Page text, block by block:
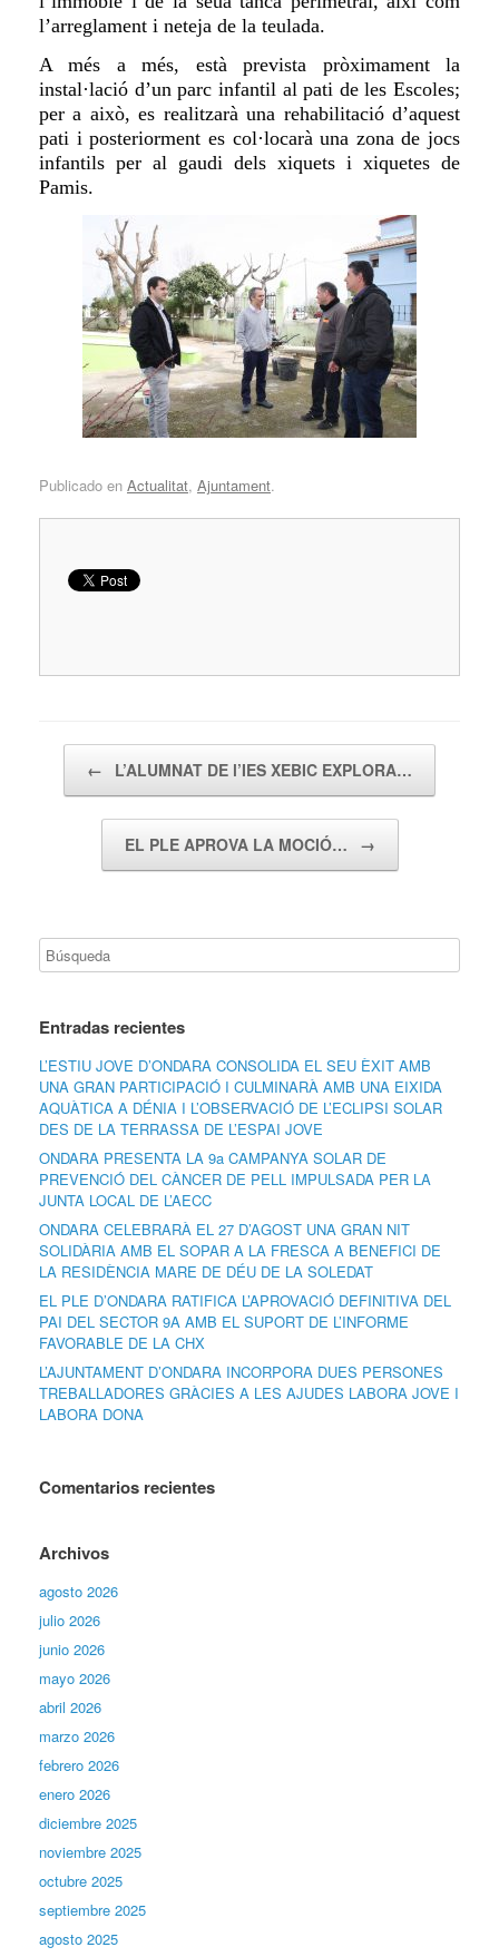
l’arreglament i neteja de la teulada.
A més a més, està prevista pròximament la
instal·lació d’un parc infantil al pati de les Escoles;
per a això, es realitzarà una rehabilitació d’aquest
pati i posteriorment es col·locarà una zona de jocs
infantils per al gaudi dels xiquets i xiquetes de
Pamis.
Publicado en Actualitat, Ajuntament.
← L’ALUMNAT DE l’IES XEBIC EXPLORA…
EL PLE APROVA LA MOCIÓ… →
Entradas recientes
L’ESTIU JOVE D’ONDARA CONSOLIDA EL SEU ÈXIT AMB
UNA GRAN PARTICIPACIÓ I CULMINARÀ AMB UNA EIXIDA
AQUÀTICA A DÉNIA I L’OBSERVACIÓ DE L’ECLIPSI SOLAR
DES DE LA TERRASSA DE L’ESPAI JOVE
ONDARA PRESENTA LA 9a CAMPANYA SOLAR DE
PREVENCIÓ DEL CÀNCER DE PELL IMPULSADA PER LA
JUNTA LOCAL DE L’AECC
ONDARA CELEBRARÀ EL 27 D’AGOST UNA GRAN NIT
SOLIDÀRIA AMB EL SOPAR A LA FRESCA A BENEFICI DE
LA RESIDÈNCIA MARE DE DÉU DE LA SOLEDAT
EL PLE D’ONDARA RATIFICA L’APROVACIÓ DEFINITIVA DEL
PAI DEL SECTOR 9A AMB EL SUPORT DE L’INFORME
FAVORABLE DE LA CHX
L’AJUNTAMENT D’ONDARA INCORPORA DUES PERSONES
TREBALLADORES GRÀCIES A LES AJUDES LABORA JOVE I
LABORA DONA
Comentarios recientes
Archivos
agosto 2026
julio 2026
junio 2026
mayo 2026
abril 2026
marzo 2026
febrero 2026
enero 2026
diciembre 2025
noviembre 2025
octubre 2025
septiembre 2025
agosto 2025